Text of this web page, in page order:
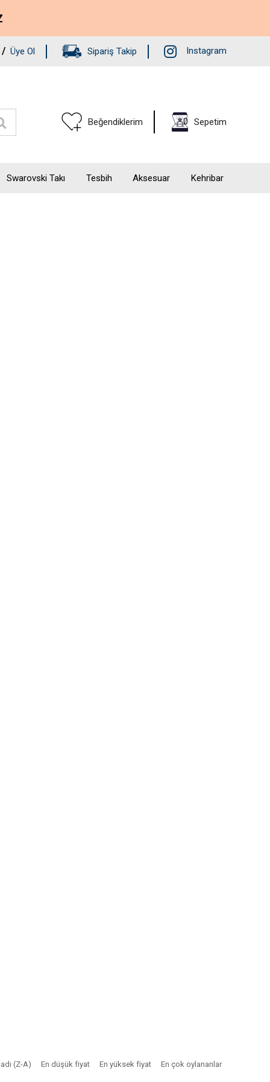
/ Üye Ol Sipariş Takip Instagram
Beğendiklerim Sepetim
0
Swarovski Takı Tesbih Aksesuar Kehribar
(Z-A) En düşük fiyat En yüksek fiyat En çok oylananlar